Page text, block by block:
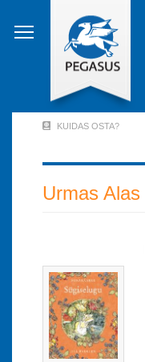
edasi
põhisisu
Account
Menu
KUIDAS OSTA?
Urmas Alas